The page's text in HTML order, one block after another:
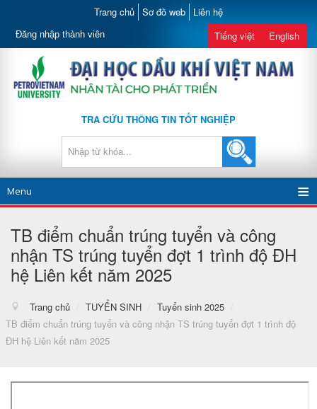
Trang chủ Sơ đồ web Liên hệ
Đăng nhập thành viên Tiếng việt English
TRA CỨU THÔNG TIN TỐT NGHIỆP
Menu
TB điểm chuẩn trúng tuyển và công
nhận TS trúng tuyển đợt 1 trình độ ĐH
hệ Liên kết năm 2025
Trang chủ / TUYỂN SINH / Tuyển sinh 2025
/
TB điểm chuẩn trúng tuyển và công nhận TS trúng tuyển đợt 1 trình độ
ĐH hệ Liên kết năm 2025